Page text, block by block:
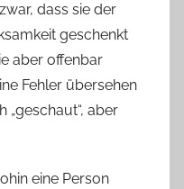
dass sie der
geschenkt
aber offenbar
Fehler übersehen
„geschaut“, aber
eine Person